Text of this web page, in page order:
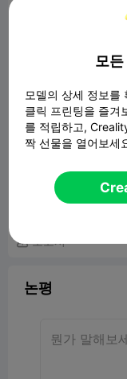
 보고서
논평
모
모델의 상세 정보를
클릭 프린팅을 즐겨
를 적립하고,
짝 선물을 열어보세